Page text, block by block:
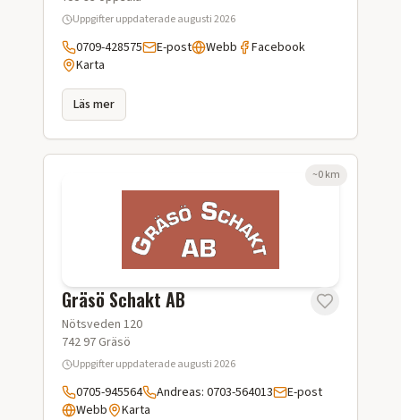
Uppgifter uppdateradeaugusti 2026
0709-428575 E-post Webb
Facebook
Karta
Läs mer
Gräsö Schakt AB
Nötsveden 120
742 97Gräsö
Uppgifter uppdateradeaugusti 2026
0705-945564 Andreas: 0703-564013
E-post
Webb
Karta
~0km